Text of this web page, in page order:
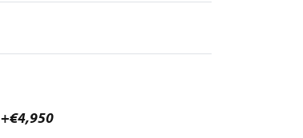
+€4,950